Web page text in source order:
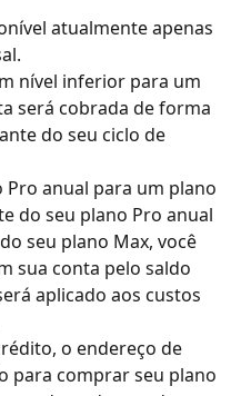
atualmente apenas
nível inferior para um
será cobrada de forma
do seu ciclo de
anual para um plano
do seu plano Pro anual
seu plano Max, você
sua conta pelo saldo
aplicado aos custos
o endereço de
para comprar seu plano